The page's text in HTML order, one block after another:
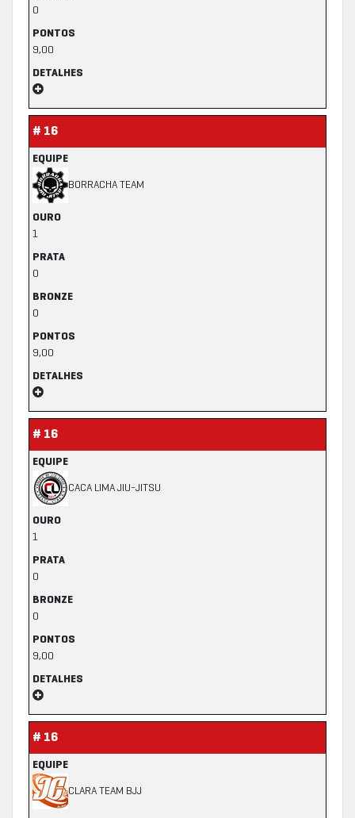
0
PONTOS
9,00
DETALHES
# 16
EQUIPE
BORRACHA TEAM
OURO
1
PRATA
0
BRONZE
0
PONTOS
9,00
DETALHES
# 16
EQUIPE
CACA LIMA JIU-JITSU
OURO
1
PRATA
0
BRONZE
0
PONTOS
9,00
DETALHES
# 16
EQUIPE
CLARA TEAM BJJ